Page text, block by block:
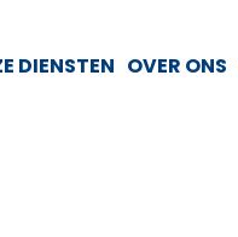
DIENSTEN OVER ONS